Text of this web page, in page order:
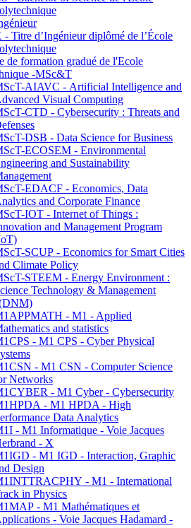
- Titre d’Ingénieur diplômé de l’École
de formation gradué de l'Ecole
-MSc&T
AIAVC - Artificial Intelligence and
Visual Computing
CTD - Cybersecurity : Threats and
DSB - Data Science for Business
ECOSEM - Environmental
and Sustainability
EDACF - Economics, Data
and Corporate Finance
IOT - Internet of Things :
and Management Program
SCUP - Economics for Smart Cities
Climate Policy
STEEM - Energy Environment :
Technology & Management
- M1 - Applied
and statistics
- M1 CPS - Cyber Physical
- M1 CSN - Computer Science
Networks
- M1 Cyber - Cybersecurity
- M1 HPDA - High
Data Analytics
- M1 Informatique - Voie Jacques
- X
- M1 IGD - Interaction, Graphic
Design
- M1 - International
in Physics
- M1 Mathématiques et
- Voie Jacques Hadamard -